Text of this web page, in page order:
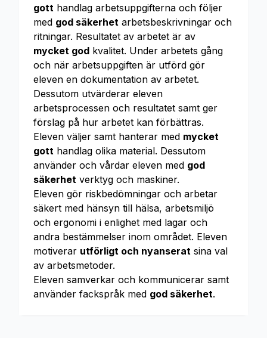
gott handlag arbetsuppgifterna och följer
med god säkerhet arbetsbeskrivningar och
ritningar. Resultatet av arbetet är av
mycket god kvalitet. Under arbetets gång
och när arbetsuppgiften är utförd gör
eleven en dokumentation av arbetet.
Dessutom utvärderar eleven
arbetsprocessen och resultatet samt ger
förslag på hur arbetet kan förbättras.
Eleven väljer samt hanterar med mycket
gott handlag olika material. Dessutom
använder och vårdar eleven med god
säkerhet verktyg och maskiner.
Eleven gör riskbedömningar och arbetar
säkert med hänsyn till hälsa, arbetsmiljö
och ergonomi i enlighet med lagar och
andra bestämmelser inom området. Eleven
motiverar utförligt och nyanserat sina val
av arbetsmetoder.
Eleven samverkar och kommunicerar samt
använder fackspråk med god säkerhet.